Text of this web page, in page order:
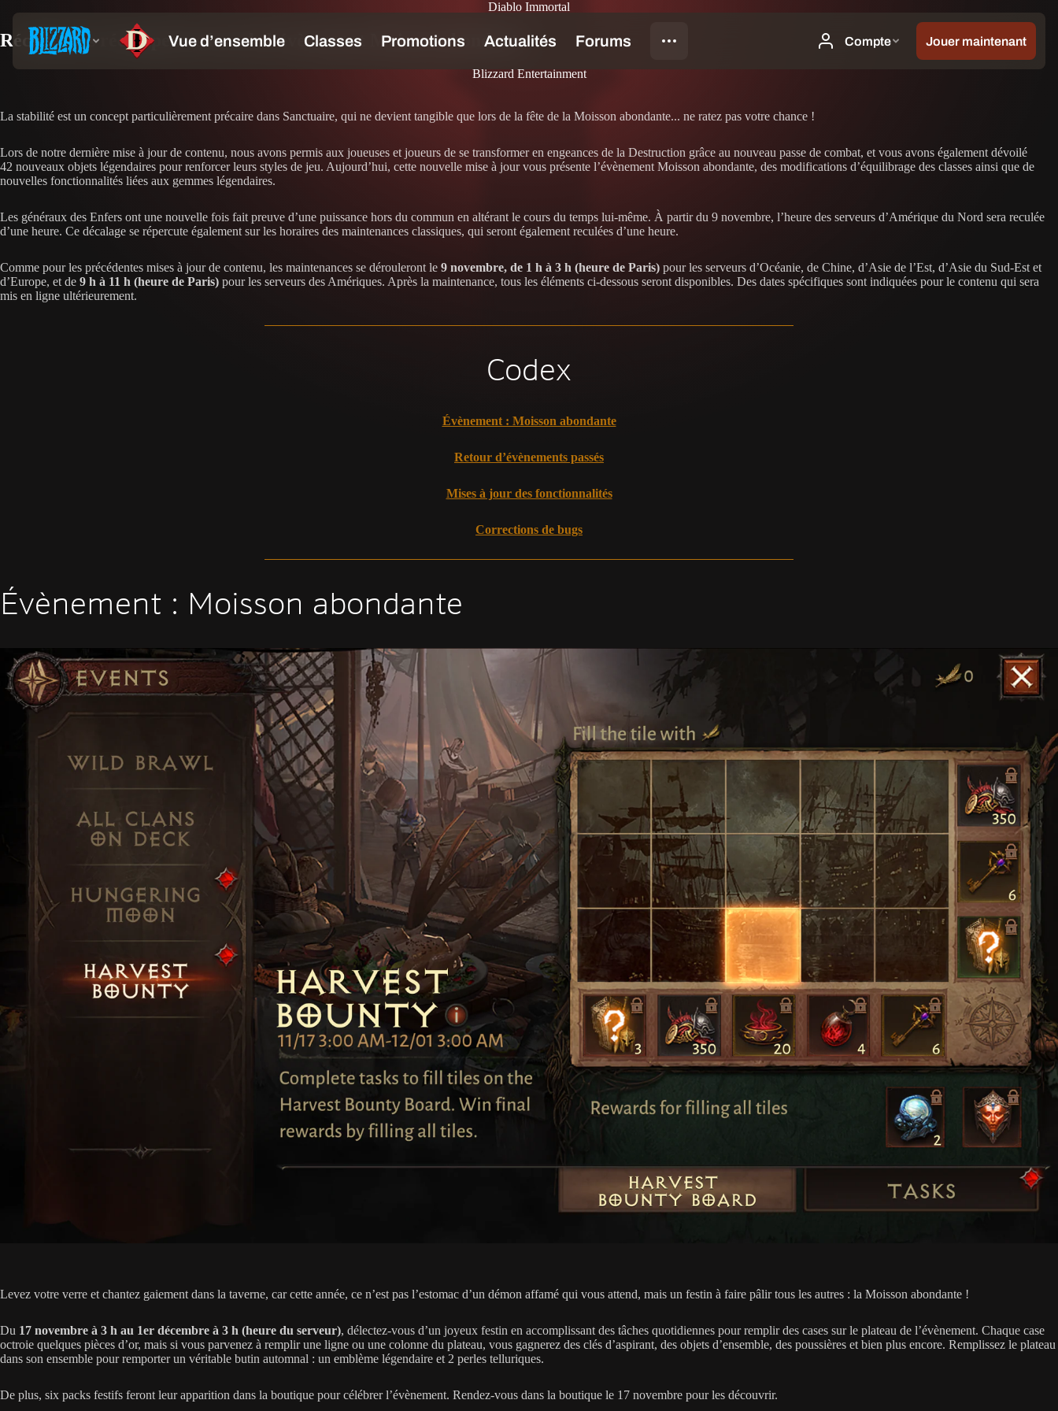
Diablo Immortal
Récoltez les récompenses lors de l’évènement Moisson abondante
Blizzard Entertainment
La stabilité est un concept particulièrement précaire dans Sanctuaire, qui ne devient tangible que lors de la fête de la Moisson abondante... ne ratez pas votre chance !
Lors de notre dernière mise à jour de contenu, nous avons permis aux joueuses et joueurs de se transformer en engeances de la Destruction grâce au nouveau passe de combat, et vous avons également dévoilé
42 nouveaux objets légendaires pour renforcer leurs styles de jeu. Aujourd’hui, cette nouvelle mise à jour vous présente l’évènement Moisson abondante, des modifications d’équilibrage des classes ainsi que de
nouvelles fonctionnalités liées aux gemmes légendaires.
Les généraux des Enfers ont une nouvelle fois fait preuve d’une puissance hors du commun en altérant le cours du temps lui-même. À partir du 9 novembre, l’heure des serveurs d’Amérique du Nord sera reculée
d’une heure. Ce décalage se répercute également sur les horaires des maintenances classiques, qui seront également reculées d’une heure.
Comme pour les précédentes mises à jour de contenu, les maintenances se dérouleront le 9 novembre, de 1 h à 3 h (heure de Paris) pour les serveurs d’Océanie, de Chine, d’Asie de l’Est, d’Asie du Sud-Est et
d’Europe, et de 9 h à 11 h (heure de Paris) pour les serveurs des Amériques. Après la maintenance, tous les éléments ci-dessous seront disponibles. Des dates spécifiques sont indiquées pour le contenu qui sera
mis en ligne ultérieurement.
Codex
Évènement : Moisson abondante
Retour d’évènements passés
Mises à jour des fonctionnalités
Corrections de bugs
Évènement : Moisson abondante
Levez votre verre et chantez gaiement dans la taverne, car cette année, ce n’est pas l’estomac d’un démon affamé qui vous attend, mais un festin à faire pâlir tous les autres : la Moisson abondante !
Du 17 novembre à 3 h au 1er décembre à 3 h (heure du serveur), délectez-vous d’un joyeux festin en accomplissant des tâches quotidiennes pour remplir des cases sur le plateau de l’évènement. Chaque case
octroie quelques pièces d’or, mais si vous parvenez à remplir une ligne ou une colonne du plateau, vous gagnerez des clés d’aspirant, des objets d’ensemble, des poussières et bien plus encore. Remplissez le plateau
dans son ensemble pour remporter un véritable butin automnal : un emblème légendaire et 2 perles telluriques.
De plus, six packs festifs feront leur apparition dans la boutique pour célébrer l’évènement. Rendez-vous dans la boutique le 17 novembre pour les découvrir.